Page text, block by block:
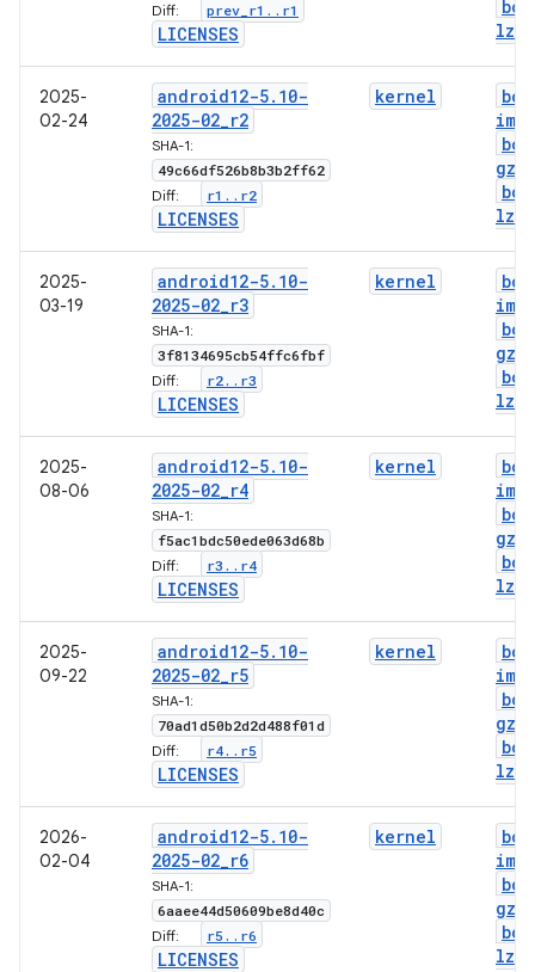
Diff: prev r1 . . r1
LICENSES
lz4
2025-
02-24
android12-5. 10-
2025-02_r2
SHA-1:
49c66df526b8b3b2ff62
Diff: r1 . . r2
LICENSES
kernel
img
gz
lz4
2025-
03-19
android12-5. 10-
2025-02_r3
SHA-1:
3f8134695cb54ffc6fbf
Diff: r2. . r3
LICENSES
kernel
img
gz
lz4
2025-
08-06
android12-5. 10-
2025-02_r4
SHA-1:
f5ac1bdc50ede063d68b
Diff: r3 . . r4
LICENSES
kernel
img
gz
lz4
2025-
09-22
android12-5. 10-
2025-02_r5
SHA-1:
70ad1d50b2d2d488f01d
Diff: r4. . r5
LICENSES
kernel
img
gz
lz4
2026-
02-04
android12-5. 10-
2025-02_r6
SHA-1:
6aaee44d50609be8d40c
Diff: r5 . . r6
LICENSES
kernel
img
gz
lz4